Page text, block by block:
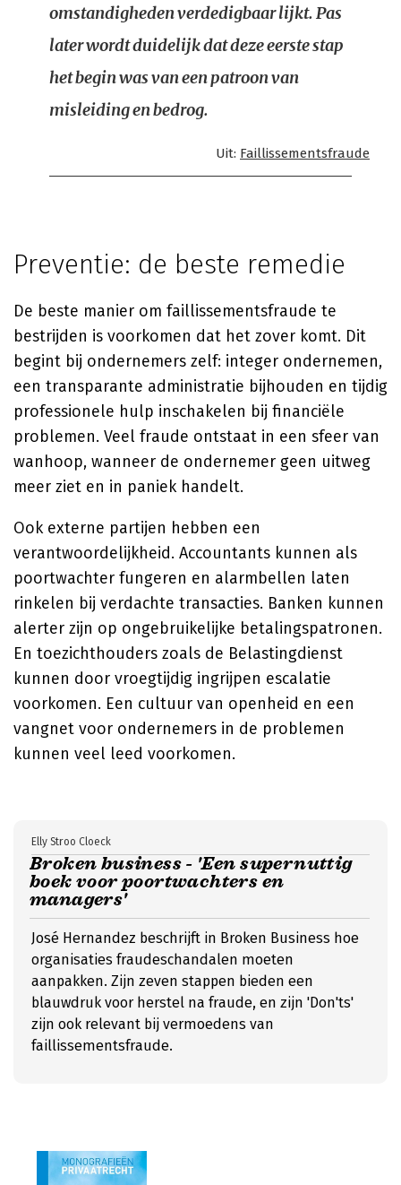
omstandigheden verdedigbaar lijkt. Pas
later wordt duidelijk dat deze eerste stap
het begin was van een patroon van
misleiding en bedrog.
Uit: Faillissementsfraude
Preventie: de beste remedie
De beste manier om faillissementsfraude te
bestrijden is voorkomen dat het zover komt. Dit
begint bij ondernemers zelf: integer ondernemen,
een transparante administratie bijhouden en tijdig
professionele hulp inschakelen bij financiële
problemen. Veel fraude ontstaat in een sfeer van
wanhoop, wanneer de ondernemer geen uitweg
meer ziet en in paniek handelt.
Ook externe partijen hebben een
verantwoordelijkheid. Accountants kunnen als
poortwachter fungeren en alarmbellen laten
rinkelen bij verdachte transacties. Banken kunnen
alerter zijn op ongebruikelijke betalingspatronen.
En toezichthouders zoals de Belastingdienst
kunnen door vroegtijdig ingrijpen escalatie
voorkomen. Een cultuur van openheid en een
vangnet voor ondernemers in de problemen
kunnen veel leed voorkomen.
Broken business - 'Een supernuttig
boek voor poortwachters en
managers'
Elly Stroo Cloeck
José Hernandez beschrijft in Broken Business hoe
organisaties fraudeschandalen moeten
aanpakken. Zijn zeven stappen bieden een
blauwdruk voor herstel na fraude, en zijn 'Don'ts'
zijn ook relevant bij vermoedens van
faillissementsfraude.